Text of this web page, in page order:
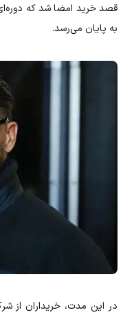
به پایان می‌رسد.